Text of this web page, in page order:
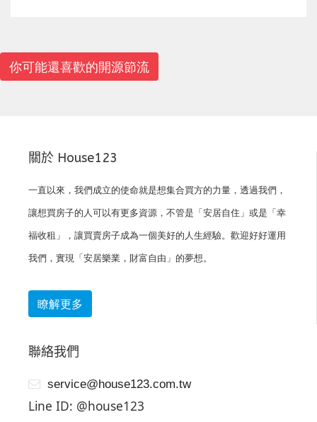
你可能還喜歡的開源節流
關於 House123
一直以來，我們成立的使命就是想集合買方的力量，透過我們，
讓想買房子的人可以有更多資源，不管是「安居自住」或是「幸
福收租」，讓買賣房子成為一個美好的人生經驗。歡迎好好運用
我們，實現「安居樂業，財富自由」的夢想。
瞭解更多
聯絡我們
service@house123.com.tw
Line ID: @house123